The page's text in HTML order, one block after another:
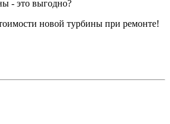
- это выгодно?
новой турбины при ремонте!